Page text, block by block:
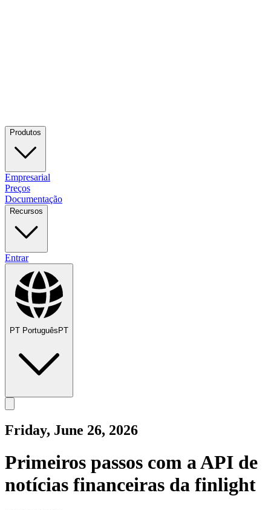
Produtos
Empresarial
Preços
Documentação
Recursos
Entrar
PT Português PT
Friday, June 26, 2026
Primeiros passos com a API de
notícias financeiras da finlight